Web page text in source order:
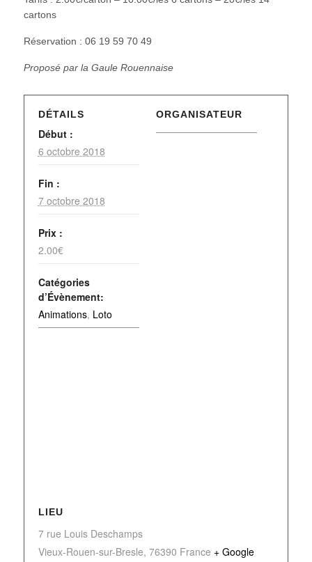
cartons
Réservation : 06 19 59 70 49
Proposé par la Gaule Rouennaise
DÉTAILS
Début :
6 octobre 2018
Fin :
7 octobre 2018
Prix :
2.00€
Catégories
d’Évènement:
Animations, Loto
ORGANISATEUR
LIEU
7 rue Louis Deschamps
Vieux-Rouen-sur-Bresle, 76390 France + Google